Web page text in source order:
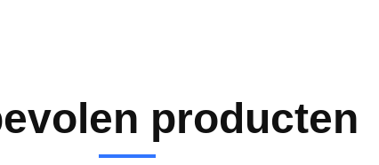
producten